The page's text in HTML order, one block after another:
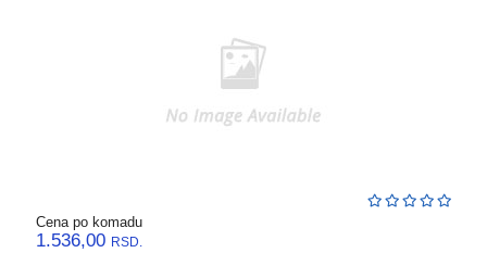
Cena po komadu
1.536,00 RSD.